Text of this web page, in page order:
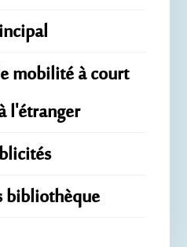
mobilité à court
l'étranger
bibliothèque